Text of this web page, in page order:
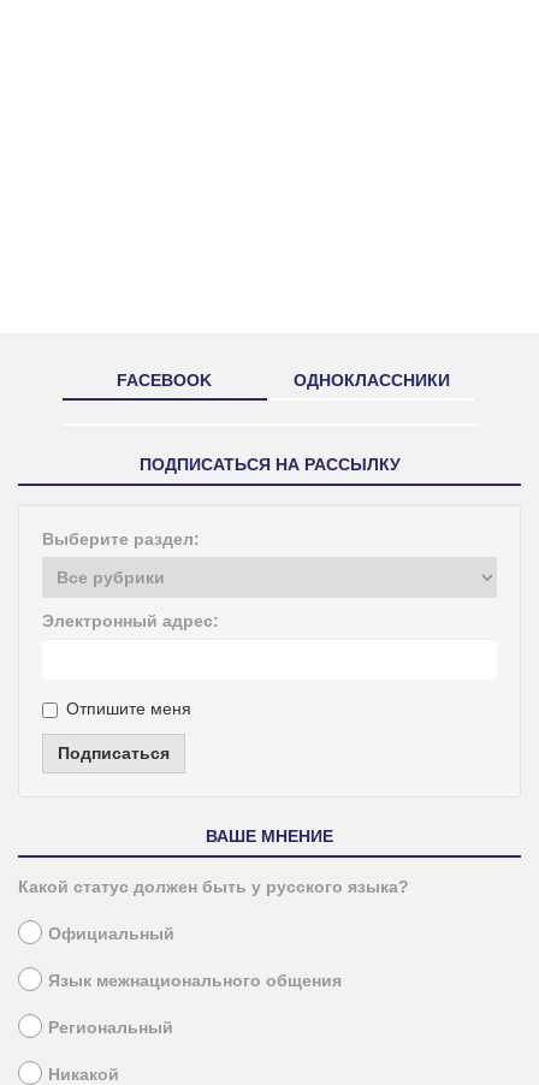
FACEBOOK ОДНОКЛАССНИКИ
ПОДПИСАТЬСЯ НА РАССЫЛКУ
Выберите раздел:
Электронный адрес:
Отпишите меня
Подписаться
ВАШЕ МНЕНИЕ
Какой статус должен быть у русского языка?
Официальный
Язык межнационального общения
Региональный
Никакой